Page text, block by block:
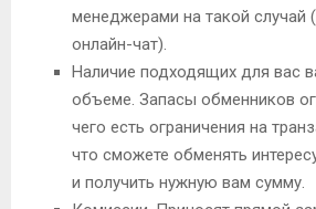
менеджерами на такой случай
онлайн-чат).
Наличие подходящих для вас
объеме. Запасы обменников
чего есть ограничения на
что сможете обменять
и получить нужную вам сумму.